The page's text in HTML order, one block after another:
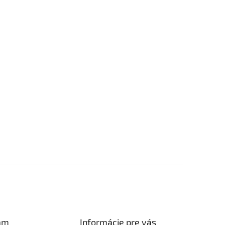
Informácie pre vás